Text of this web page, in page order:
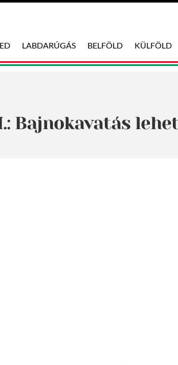
LABDARÚGÁS BELFÖLD KÜLFÖLD
Bajnokavatás